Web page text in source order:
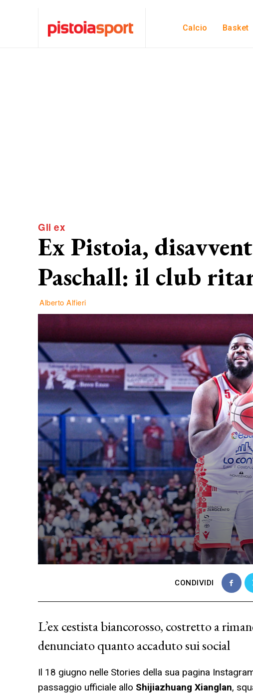
Calcio Basket
Gli ex
Ex Pistoia,
Paschall: il club
Alberto Alfieri
CONDIVIDI
L’ex cestista biancorosso, costretto a
denunciato quanto accaduto sui social
Il 18 giugno nelle Stories della sua pagina
passaggio ufficiale allo Shijiazhuang Xianglan,